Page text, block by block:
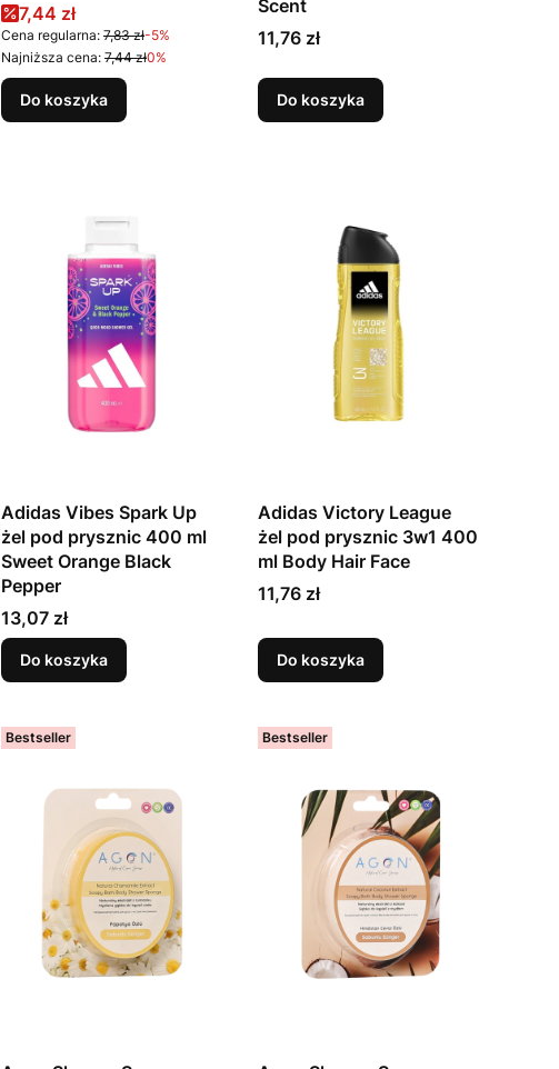
Cena promocyjna
7,44 zł
Cena regularna: 7,83 zł-5%
Najniższa cena: 7,44 zł0%
Do koszyka
Scent
Cena
11,76 zł
Do koszyka
Adidas Vibes Spark Up
żel pod prysznic 400 ml
Sweet Orange Black
Pepper
Cena
13,07 zł
Do koszyka
Adidas Victory League
żel pod prysznic 3w1 400
ml Body Hair Face
Cena
11,76 zł
Do koszyka
Bestseller Bestseller